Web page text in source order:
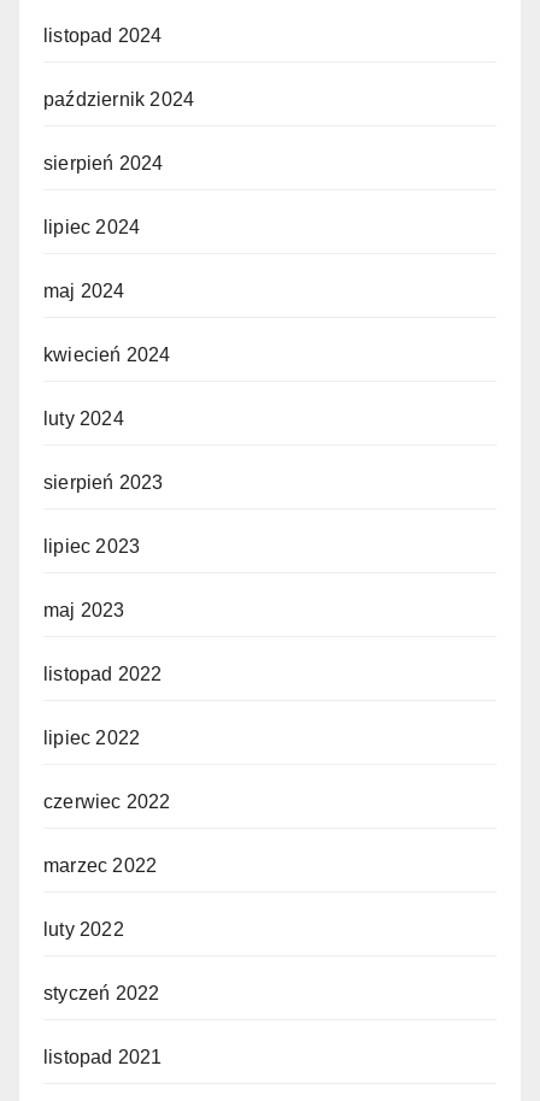
listopad 2024
październik 2024
sierpień 2024
lipiec 2024
maj 2024
kwiecień 2024
luty 2024
sierpień 2023
lipiec 2023
maj 2023
listopad 2022
lipiec 2022
czerwiec 2022
marzec 2022
luty 2022
styczeń 2022
listopad 2021